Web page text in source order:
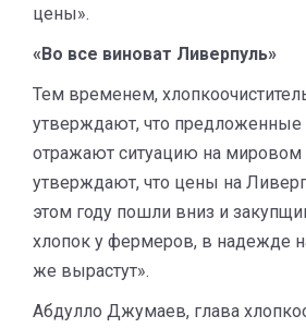
цены».
«Во все виноват Ливерпуль»
Тем временем,
утверждают, что
отражают ситуацию на
утверждают, что цены на
этом году пошли вниз и
хлопок у фермеров, в надежде
же вырастут».
Абдулло Джумаев, глава